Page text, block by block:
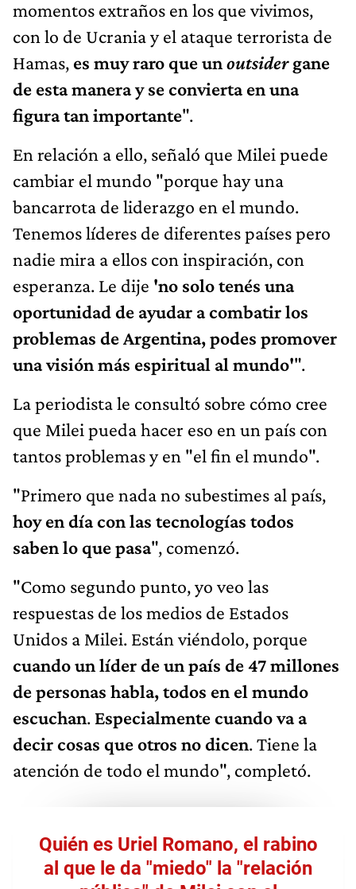
momentos extraños en los que vivimos,
con lo de Ucrania y el ataque terrorista de
Hamas, es muy raro que unoutsidergane
de esta manera y se convierta en una
figura tan importante".
En relación a ello, señaló que Milei puede
cambiar el mundo "porque hay una
bancarrota de liderazgo en el mundo.
Tenemos líderes de diferentes países pero
nadie mira a ellos con inspiración, con
esperanza. Le dije 'no solo tenés una
oportunidad de ayudar a combatir los
problemas de Argentina, podes promover
una visión más espiritual al mundo'".
La periodista le consultó sobre cómo cree
que Milei pueda hacer eso en un país con
tantos problemas y en "el fin el mundo".
"Primero que nada no subestimes al país,
hoy en día con las tecnologías todos
saben lo que pasa", comenzó.
"Como segundo punto, yo veo las
respuestas de los medios de Estados
Unidos a Milei. Están viéndolo, porque
cuando un líder de un país de 47 millones
de personas habla, todos en el mundo
escuchan. Especialmente cuando va a
decir cosas que otros no dicen. Tiene la
atención de todo el mundo", completó.
Quién es Uriel Romano, el rabino
al que le da "miedo" la "relación